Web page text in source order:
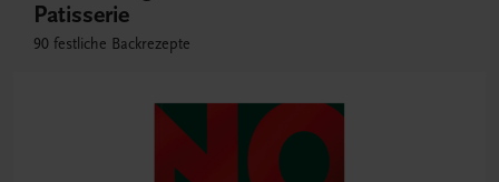
Patisserie
90 festliche Backrezepte